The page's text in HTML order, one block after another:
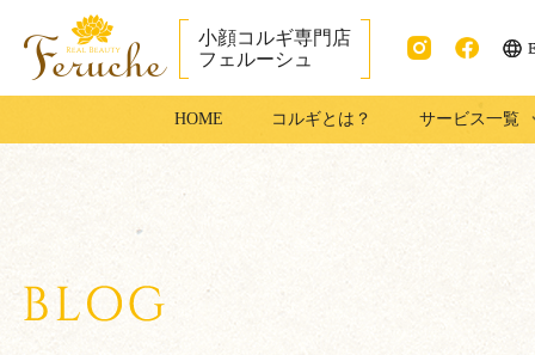
成田市で小顔コ
小顔コルギ専門店
フェルーシュ
ram
ook
HOME コルギとは？ サービス一覧